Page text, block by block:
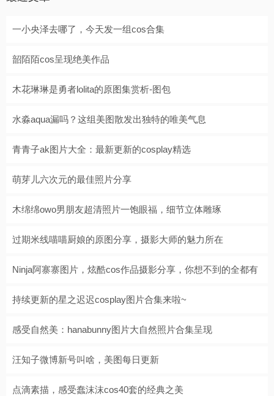
一小央泽去哪了，今天发一组cos合集
韶陌陌cos呈现绝美作品
木花琳琳是勇者lolita的原图集赏析-图包
水淼aqua漏吗？这组美图散发出独特的唯美气息
青青子ak图片大全：最新更新的cosplay精选
萌芽儿六次元的最佳照片分享
木绵绵owo男朋友超清照片一饱眼福，细节立体雕琢
过期米线喵喵厨娘的原图分享，摄影大师的魅力所在
Ninja阿寨寨图片，炫酷cos作品摄影分享，你想不到的全都有
持续更新的星之迟迟cosplay图片合集来啦~
感受自然美：hanabunny图片大自然照片合集呈现
汪知子微博新号叫啥，美图每日更新
点滴素描，感受蠢沫沫cos40套的经典之美